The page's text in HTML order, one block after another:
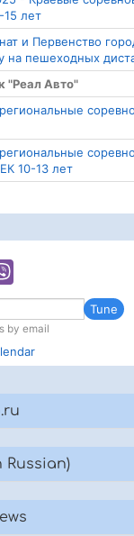
лет
и Первенство
на пешеходных
"Реал Авто"
10-13 лет
Tune
by email
Russian)